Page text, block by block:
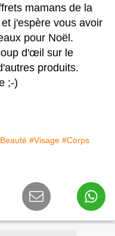
mamans de la
j'espère vous avoir
pour Noël.
d'œil sur le
produits.
;-)
#Visage #Corps